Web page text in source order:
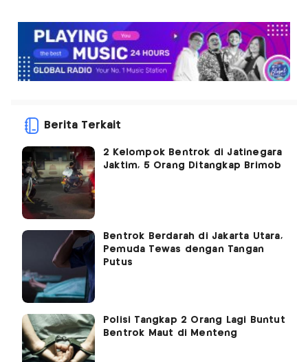
Berita Terkait
2 Kelompok Bentrok di Jatinegara
Jaktim, 5 Orang Ditangkap Brimob
Bentrok Berdarah di Jakarta Utara,
Pemuda Tewas dengan Tangan
Putus
Polisi Tangkap 2 Orang Lagi Buntut
Bentrok Maut di Menteng